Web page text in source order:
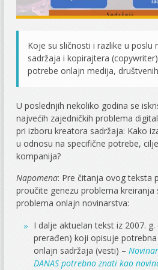
Koje su sličnosti i razlike u poslu
sadržaja i kopirajtera
potrebe onlajn medija,
U poslednjih nekoliko godina se
najvećih zajedničkih problema
pri izboru kreatora sadržaja: Kako
u odnosu na specifične potrebe,
kompanija?
Napomena: Pre čitanja ovog teksta
proučite genezu problema kreiranja
problema onlajn novinarstva:
I dalje aktuelan tekst iz 2007.
prerađen) koji opisuje
onlajn sadržaja (vesti) –
DANAS potrebno znati kao